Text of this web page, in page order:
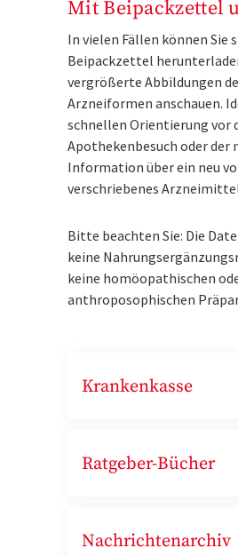
Mit Beipackzettel
In vielen Fällen können Sie
Beipackzettel
vergrößerte Abbildungen
Arzneiformen anschauen.
schnellen Orientierung vor
Apothekenbesuch oder der
Information über ein neu
verschriebenes
Bitte beachten Sie: Die
keine
keine homöopathischen
anthroposophischen
Krankenkasse
Ratgeber-Bücher
Nachrichtenarchiv